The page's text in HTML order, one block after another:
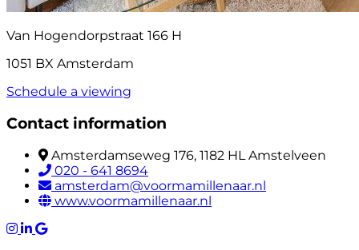
Van Hogendorpstraat 166 H
1051 BX Amsterdam
Schedule a viewing
Contact information
Amsterdamseweg 176, 1182 HL Amstelveen
020 - 641 8694
amsterdam@voormamillenaar.nl
www.voormamillenaar.nl